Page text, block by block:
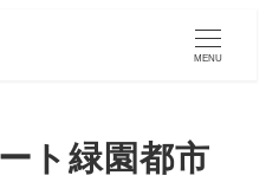
MENU
ト緑園都市